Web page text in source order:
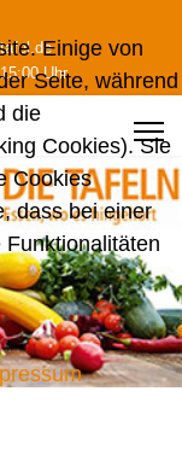
Uhr
Einige von
Seite, während
die
Cookies). Sie
Cookies
dass bei einer